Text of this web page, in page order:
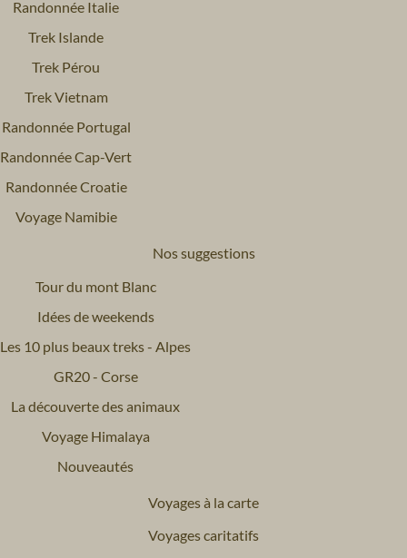
Randonnée Italie
Trek Islande
Trek Pérou
Trek Vietnam
Randonnée Portugal
Randonnée Cap-Vert
Randonnée Croatie
Voyage Namibie
Nos suggestions
Tour du mont Blanc
Idées de weekends
Les 10 plus beaux treks - Alpes
GR20 - Corse
La découverte des animaux
Voyage Himalaya
Nouveautés
Voyages à la carte
Voyages caritatifs